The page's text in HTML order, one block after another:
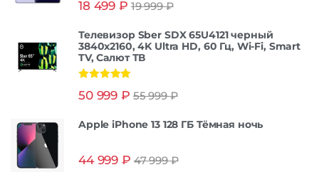
из 5
18 499 ₽ 19 999₽
Телевизор Sber SDX 65U4121 черный
3840x2160, 4K Ultra HD, 60 Гц, Wi-Fi, Smart
TV, Салют ТВ
из 5
50 999 ₽ 55 999₽
Apple iPhone 13 128 ГБ Тёмная ночь
44 999 ₽ 47 999₽